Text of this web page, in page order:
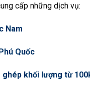
cấp những dịch vụ:
Nam
Quốc
ghép khối lượng từ